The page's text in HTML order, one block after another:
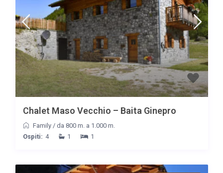
Chalet Maso Vecchio – Baita Ginepro
Family/ da 800 m. a 1.000 m.
Ospiti: 4 1 1